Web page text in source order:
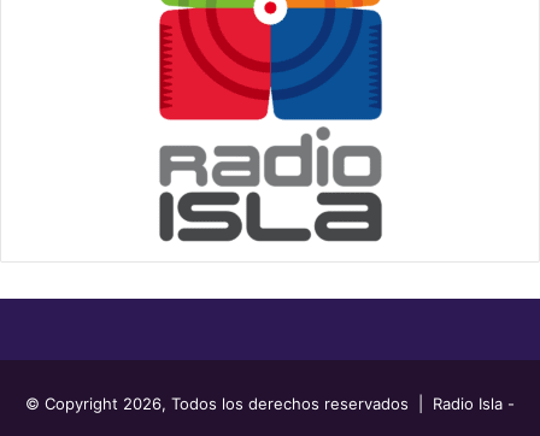
© Copyright 2026, Todos los derechos reservados | Radio Isla -